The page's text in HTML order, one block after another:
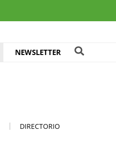
NEWSLETTER
DIRECTORIO